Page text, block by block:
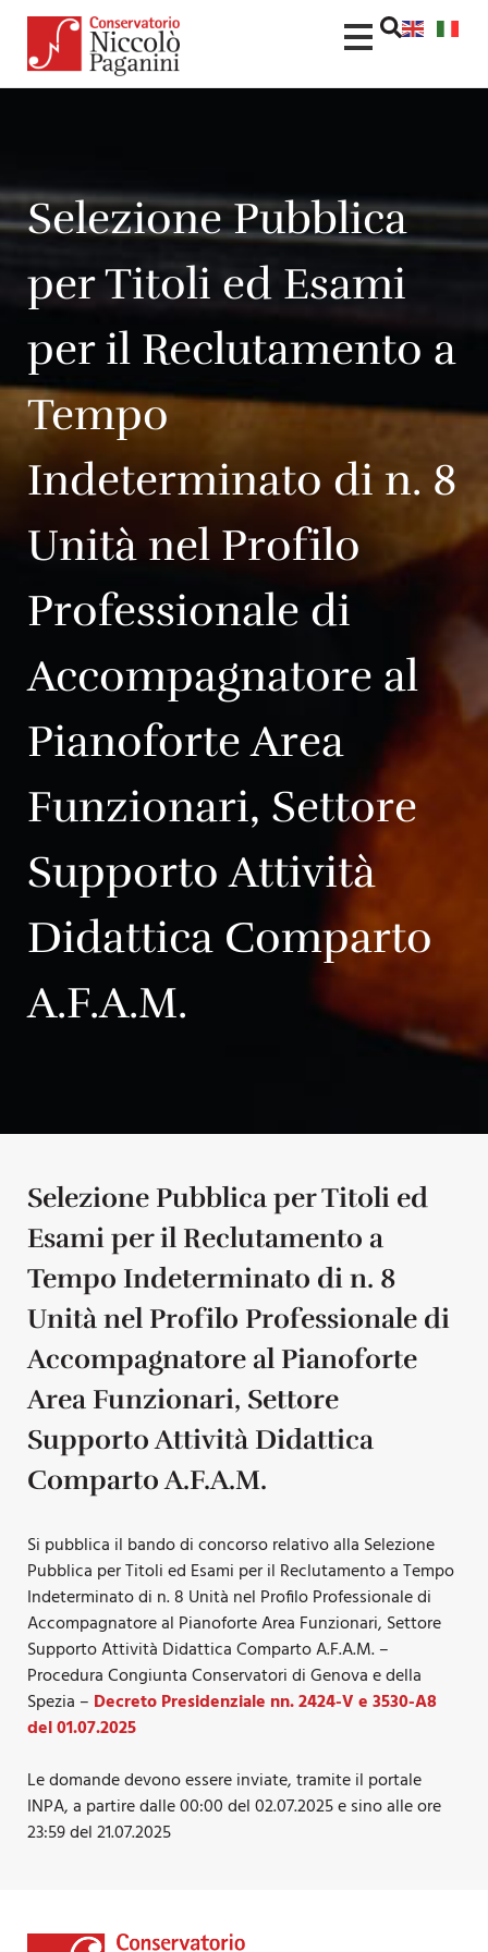
Selezione Pubblica
per Titoli ed Esami
per il Reclutamento a
Tempo
Indeterminato di n. 8
Unità nel Profilo
Professionale di
Accompagnatore al
Pianoforte Area
Funzionari, Settore
Supporto Attività
Didattica Comparto
A.F.A.M.
Selezione Pubblica per Titoli ed
Esami per il Reclutamento a
Tempo Indeterminato di n. 8
Unità nel Profilo Professionale di
Accompagnatore al Pianoforte
Area Funzionari, Settore
Supporto Attività Didattica
Comparto A.F.A.M.
Si pubblica il bando di concorso relativo alla Selezione
Pubblica per Titoli ed Esami per il Reclutamento a Tempo
Indeterminato di n. 8 Unità nel Profilo Professionale di
Accompagnatore al Pianoforte Area Funzionari, Settore
Supporto Attività Didattica Comparto A.F.A.M. –
Procedura Congiunta Conservatori di Genova e della
Spezia – Decreto Presidenziale nn. 2424-V e 3530-A8
del 01.07.2025
Le domande devono essere inviate, tramite il portale
INPA, a partire dalle 00:00 del 02.07.2025 e sino alle ore
23:59 del 21.07.2025